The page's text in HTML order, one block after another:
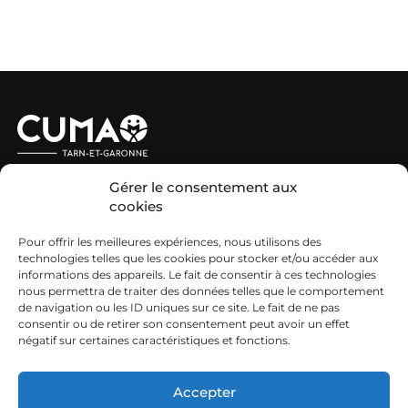
Gérer le consentement aux
cookies
Pour offrir les meilleures expériences, nous utilisons des
technologies telles que les cookies pour stocker et/ou accéder aux
informations des appareils. Le fait de consentir à ces technologies
nous permettra de traiter des données telles que le comportement
de navigation ou les ID uniques sur ce site. Le fait de ne pas
consentir ou de retirer son consentement peut avoir un effet
négatif sur certaines caractéristiques et fonctions.
Accepter
FD CUMA TARN-ET-GARONNE
Equipe salariée
La gouvernance de la FD du Tarn-et-Garonne
ECOREGLAGE
AGENDA